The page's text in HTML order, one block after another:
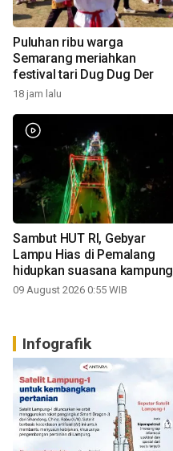
Puluhan ribu warga
Semarang meriahkan
festival tari Dug Dug Der
18 jam lalu
Sambut HUT RI, Gebyar
Lampu Hias di Pemalang
hidupkan suasana kampung
09 August 2026 0:55 WIB
Infografik